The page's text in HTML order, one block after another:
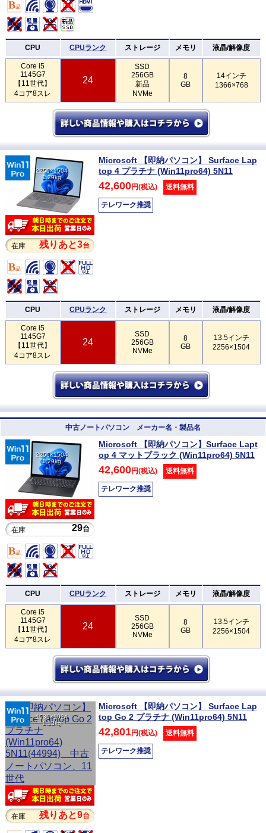
CPU CPUランク ストレージ メモリ 液晶/解像度
Core i5
1145G7
【11世代】
4コア8スレ
24
SSD
256GB
新品
NVMe
8
GB
14インチ
1366×768
2256×1504
1.29kg
在庫 残りあと3台
Microsoft 【即納パソコン】 Surface Lap
top 4 プラチナ (Win11pro64) 5N11
42,600円(税込) 送料無料
テレワーク推奨
CPU CPUランク ストレージ メモリ 液晶/解像度
Core i5
1145G7
【11世代】
4コア8スレ
24
SSD
256GB
NVMe
8
GB
13.5インチ
2256×1504
中古ノートパソコン メーカー名・製品名
2256×1504
1.29kg
在庫 29台
Microsoft 【即納パソコン】Surface Lapt
op 4 マットブラック (Win11pro64) 5N11
42,600円(税込) 送料無料
テレワーク推奨
CPU CPUランク ストレージ メモリ 液晶/解像度
Core i5
1145G7
【11世代】
4コア8スレ
24
SSD
256GB
NVMe
8
GB
13.5インチ
2256×1504
1536×1024
1.13kg
在庫 残りあと9台
Microsoft 【即納パソコン】 Surface Lap
top Go 2 プラチナ (Win11pro64) 5N11
42,801円(税込) 送料無料
テレワーク推奨